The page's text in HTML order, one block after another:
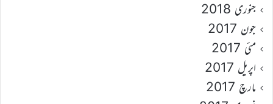
جنوری 2018
جون 2017
مئی 2017
اپریل 2017
مارچ 2017